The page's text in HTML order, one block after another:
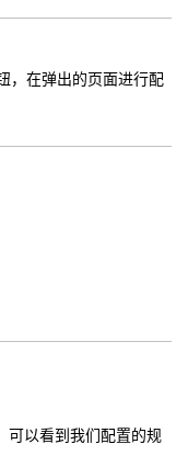
，在弹出的页面进行配
可以看到我们配置的规